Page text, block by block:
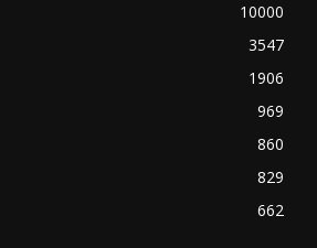
10000
3547
1906
969
860
829
662